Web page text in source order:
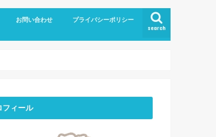
search
お問い合わせ プライバシーポリシー
フィール